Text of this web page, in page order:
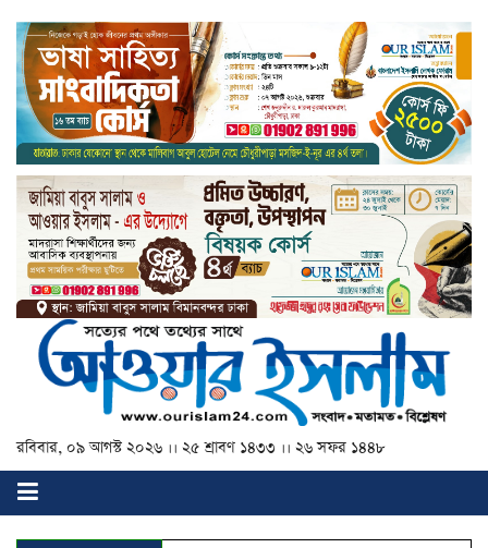
রবিবার, ০৯ আগস্ট ২০২৬ ।। ২৫ শ্রাবণ ১৪৩৩ ।। ২৬ সফর ১৪৪৮